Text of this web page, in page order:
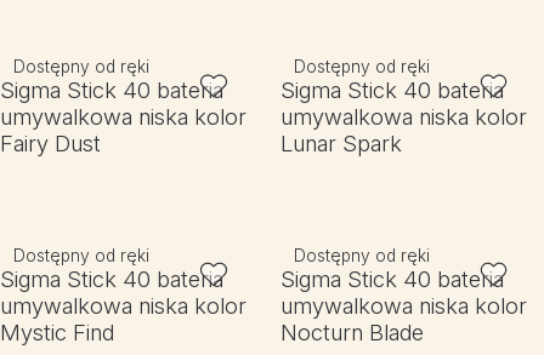
Dostępny od ręki
Sigma Stick 40 bateria
umywalkowa niska kolor
Fairy Dust
Dostępny od ręki
Sigma Stick 40 bateria
umywalkowa niska kolor
Lunar Spark
Dostępny od ręki
Sigma Stick 40 bateria
umywalkowa niska kolor
Mystic Find
Dostępny od ręki
Sigma Stick 40 bateria
umywalkowa niska kolor
Nocturn Blade